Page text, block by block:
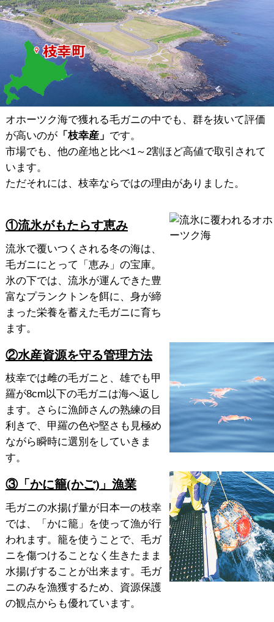
オホーツク海で獲れる毛ガニの中でも、群を抜いて評価
が高いのが「枝幸産」 です。
市場でも、他の産地と比べ1～2割ほど高値で取引されて
います。
ただそれには、枝幸ならではの理由がありました。
①流氷がもたらす恵み
流氷で覆いつくされる冬の海は、
毛ガニにとって「恵み」の宝庫。
氷の下では、流氷が運んできた豊
富なプランクトンを餌に、身が締
まった栄養を蓄えた毛ガニに育ち
ます。
②水産資源を守る管理方法
枝幸では雌の毛ガニと、雄でも甲
羅が8cm以下の毛ガニは海へ返し
ます。さらに漁師さんの熟練の目
利きで、甲羅の色や堅さも見極め
ながら瞬時に選別をしていきま
す。
③「かに籠(かご)」漁業
毛ガニの水揚げ量が日本一の枝幸
では、「かに籠」を使って漁が行
われます。籠を使うことで、毛ガ
ニを傷つけることなく生きたまま
水揚げすることが出来ます。毛ガ
ニのみを漁獲するため、資源保護
の観点からも優れています。